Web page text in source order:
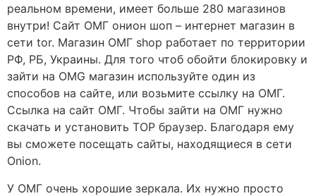
реальном времени, имеет больше 280 магазинов
внутри! Сайт ОМГ онион шоп – интернет магазин в
сети tor. Магазин ОМГ shop работает по территории
РФ, РБ, Украины. Для того чтоб обойти блокировку и
зайти на OMG магазин используйте один из
способов на сайте, или возьмите ссылку на ОМГ.
Ссылка на сайт ОМГ. Чтобы зайти на ОМГ нужно
скачать и установить ТОР браузер. Благодаря ему
вы сможете посещать сайты, находящиеся в сети
Onion.
У ОМГ очень хорошие зеркала. Их нужно просто